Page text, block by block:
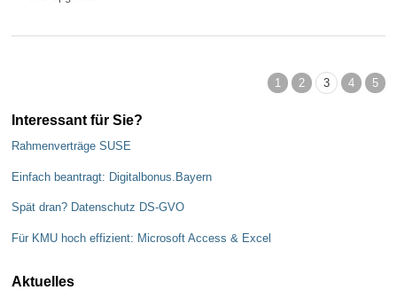
1 2 3 4 5
Interessant für Sie?
Rahmenverträge SUSE
Einfach beantragt: Digitalbonus.Bayern
Spät dran? Datenschutz DS-GVO
Für KMU hoch effizient: Microsoft Access & Excel
Aktuelles